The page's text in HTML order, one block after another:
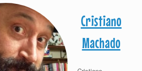
Cristiano
Machado